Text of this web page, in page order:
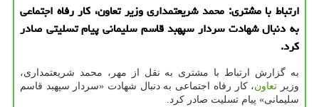
ارتباط با مشتری: محمد شریعتمداری وزیر تعاون، كار رفاه اجتماعی
به دنبال شهادت سردار سپهبد قاسم سلیمانی پیام تسلیتی صادر
كرد.
به گزارش ارتباط با مشتری به نقل از مهر، محمد شریعتمداری،
وزیر تعاون، كار رفاه اجتماعی به دنبال شهادت «سردار سپهبد قاسم
سلیمانی» پیام تسلیت صادر كرد.